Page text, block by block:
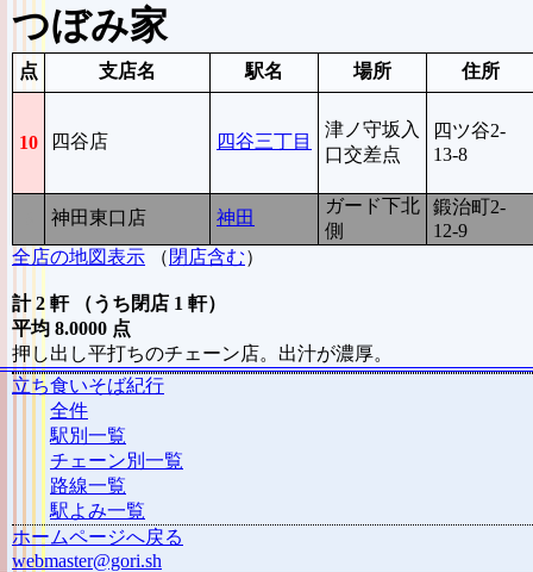
つぼみ家
点 支店名 駅名 場所 住所
10 四谷店 四谷三丁目
津ノ守坂入
口交差点
四ツ谷2-
13-8
神田東口店 神田
ガード下北
側
鍛治町2-
12-9
全店の地図表示 （ 閉店含む）
計 2 軒 （うち閉店 1 軒）
平均 8.0000 点
押し出し平打ちのチェーン店。出汁が濃厚。
立ち食いそば紀行
全件
駅別一覧
チェーン別一覧
路線一覧
駅よみ一覧
ホームページへ戻る
webmaster@gori.sh